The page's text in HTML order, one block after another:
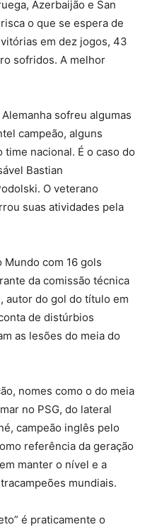
Azerbaijão e San
o que se espera de
em dez jogos, 43
sofridos. A melhor
sofreu algumas
campeão, alguns
nacional. É o caso do
Bastian
O veterano
suas atividades pela
com 16 gols
da comissão técnica
autor do gol do título em
de distúrbios
as lesões do meia do
nomes como o do meia
no PSG, do lateral
campeão inglês pelo
referência da geração
manter o nível e a
mundiais.
é praticamente o